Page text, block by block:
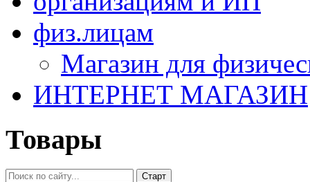
физ.лицам
Магазин для
ИНТЕРНЕТ МАГАЗИН
Товары